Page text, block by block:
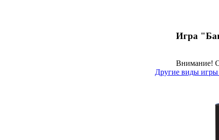
Игра
Внимание!
Другие виды